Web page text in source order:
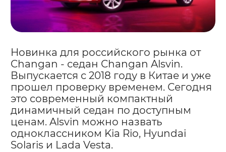
Новинка для российского рынка от
Changan - седан Changan Alsvin.
Выпускается с 2018 году в Китае и уже
прошел проверку временем. Сегодня
это современный компактный
динамичный седан по доступным
ценам. Alsvin можно назвать
одноклассником Kia Rio, Hyundai
Solaris и Lada Vesta.